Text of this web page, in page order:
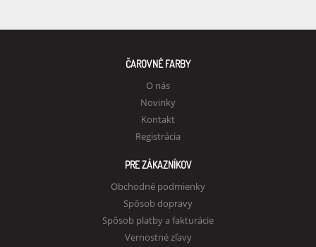
ČAROVNÉ FARBY
O nás
Novinky
Kontakt
Registrácia
PRE ZÁKAZNÍKOV
Obchodné podmienky
Spôsob dopravy
Spôsob platby a fakturácie
Vernostné zľavy